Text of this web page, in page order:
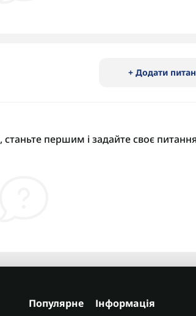
+ Додати
першим і задайте своє
Популярне Інформація